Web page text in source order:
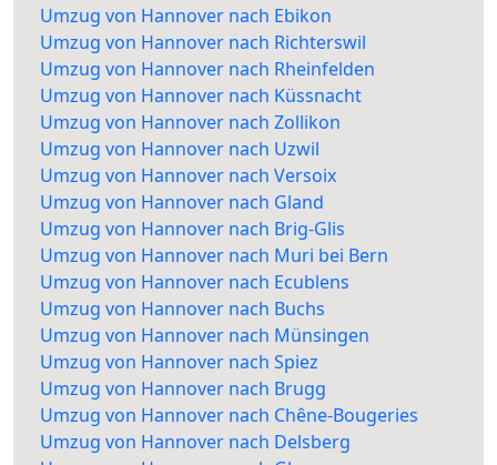
Umzug von Hannover nach Ebikon
Umzug von Hannover nach Richterswil
Umzug von Hannover nach Rheinfelden
Umzug von Hannover nach Küssnacht
Umzug von Hannover nach Zollikon
Umzug von Hannover nach Uzwil
Umzug von Hannover nach Versoix
Umzug von Hannover nach Gland
Umzug von Hannover nach Brig-Glis
Umzug von Hannover nach Muri bei Bern
Umzug von Hannover nach Ecublens
Umzug von Hannover nach Buchs
Umzug von Hannover nach Münsingen
Umzug von Hannover nach Spiez
Umzug von Hannover nach Brugg
Umzug von Hannover nach Chêne-Bougeries
Umzug von Hannover nach Delsberg